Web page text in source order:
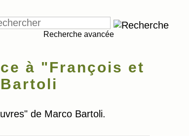
Recherche avancée
à "François et
de Marco Bartoli.